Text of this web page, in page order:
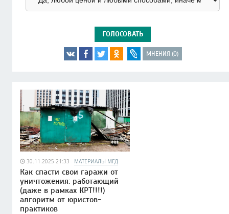
ГОЛОСОВАТЬ
МНЕНИЯ (0)
30.11.2025 21:33 МАТЕРИАЛЫ МГД
Как спасти свои гаражи от
уничтожения: работающий
(даже в рамках КРТ!!!!)
алгоритм от юристов-
практиков